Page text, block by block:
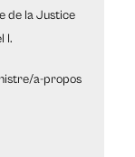
de la Justice
I.
a-propos